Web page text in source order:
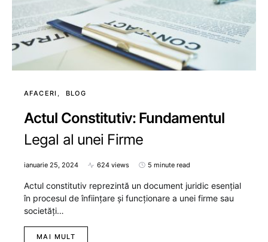
AFACERI BLOG
Actul Constitutiv: Fundamentul
Legal al unei Firme
ianuarie 25, 2024 624 views 5 minute read
Actul constitutiv reprezintă un document juridic esențial
în procesul de înființare și funcționare a unei firme sau
societăți…
MAI MULT